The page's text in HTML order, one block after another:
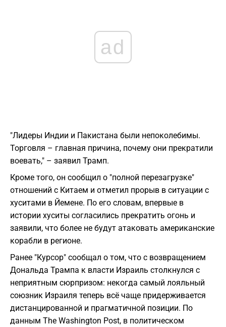
ad
"Лидеры Индии и Пакистана были непоколебимы.
Торговля – главная причина, почему они прекратили
воевать," – заявил Трамп.
Кроме того, он сообщил о "полной перезагрузке"
отношений с Китаем и отметил прорыв в ситуации с
хуситами в Йемене. По его словам, впервые в
истории хуситы согласились прекратить огонь и
заявили, что более не будут атаковать американские
корабли в регионе.
Ранее "Курсор" сообщал о том, что с возвращением
Дональда Трампа к власти Израиль столкнулся с
неприятным сюрпризом: некогда самый лояльный
союзник Израиля теперь всё чаще придерживается
дистанцированной и прагматичной позиции. По
данным The Washington Post, в политическом